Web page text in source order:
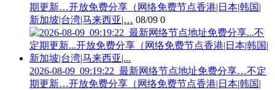
期更新…开放免费分享（网络免费节点香港|日本|韩国|
新加坡|台湾|马来西亚|… 08/09 0
2026-08-09_09:19:22_最新网络节点地址免费分享…不定
期更新…开放免费分享（网络免费节点香港|日本|韩国|